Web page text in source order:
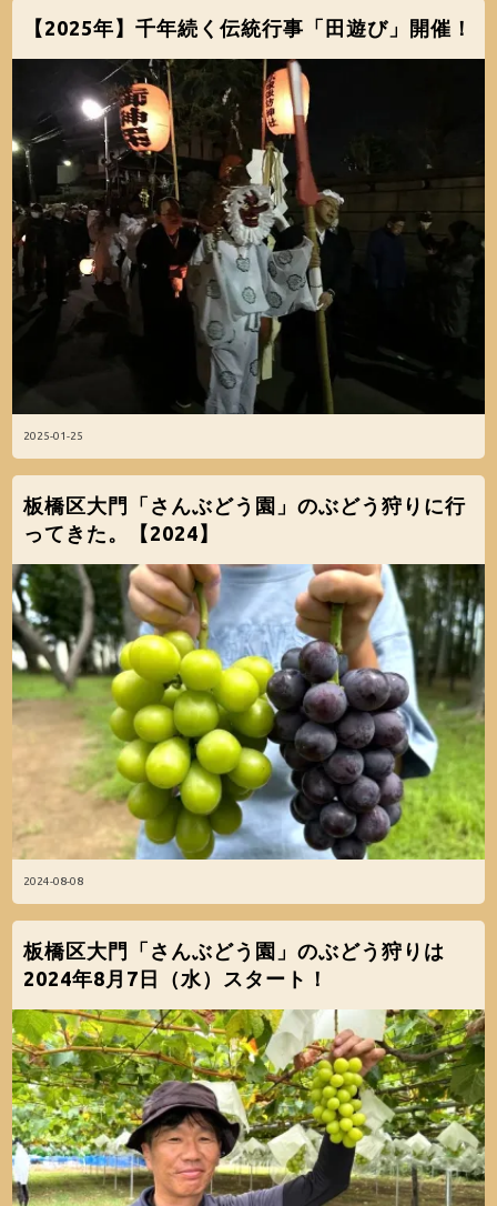
2025-01-25
【2025年】千年続く伝統行事「田遊び」開催！
2024-08-08
板橋区大門「さんぶどう園」のぶどう狩りに行
ってきた。【2024】
板橋区大門「さんぶどう園」のぶどう狩りは
2024年8月7日（水）スタート！